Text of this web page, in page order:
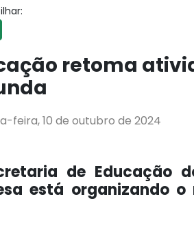
retoma
feira, 10 de outubro de 2024
de Educação
está organizando